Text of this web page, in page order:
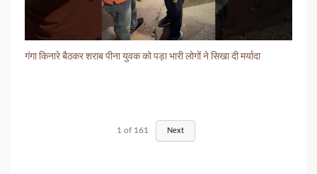
गंगा किनारे बैठकर शराब पीना युवक को पड़ा भारी लोगों ने सिखा दी मर्यादा
1 of 161 Next